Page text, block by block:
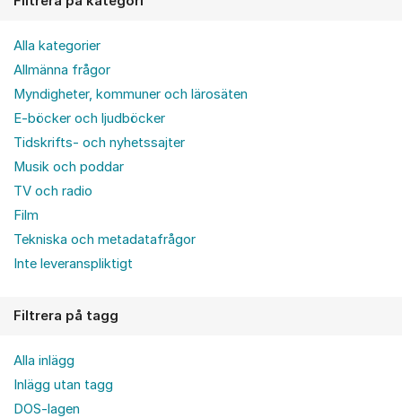
Alla kategorier
Allmänna frågor
Myndigheter, kommuner och lärosäten
E-böcker och ljudböcker
Tidskrifts- och nyhetssajter
Musik och poddar
TV och radio
Film
Tekniska och metadatafrågor
Inte leveranspliktigt
Filtrera på tagg
Alla inlägg
Inlägg utan tagg
DOS-lagen